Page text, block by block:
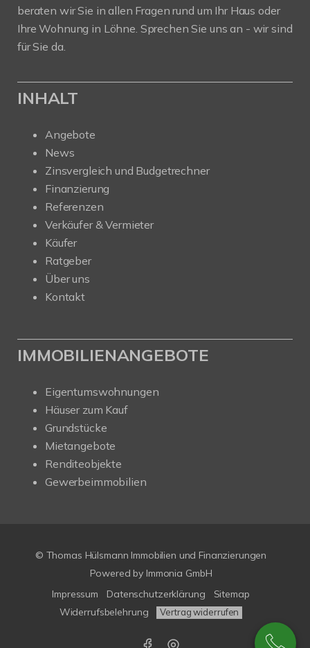
beraten wir Sie in allen Fragen rund um Ihr Haus oder
Ihre Wohnung in Löhne. Sprechen Sie uns an - wir sind
für Sie da.
INHALT
Angebote
News
Zinsvergleich und Budgetrechner
Finanzierung
Referenzen
Verkäufer & Vermieter
Käufer
Ratgeber
Über uns
Kontakt
IMMOBILIENANGEBOTE
Eigentumswohnungen
Häuser zum Kauf
Grundstücke
Mietangebote
Renditeobjekte
Gewerbeimmobilien
© Thomas Hülsmann Immobilien und Finanzierungen
Powered by Immonia GmbH
Impressum
Datenschutzerklärung
Sitemap
Widerrufsbelehrung
Vertrag widerrufen